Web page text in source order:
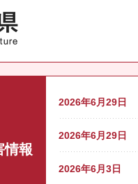
情報
2026年6月29日
2026年6月29日
2026年6月3日